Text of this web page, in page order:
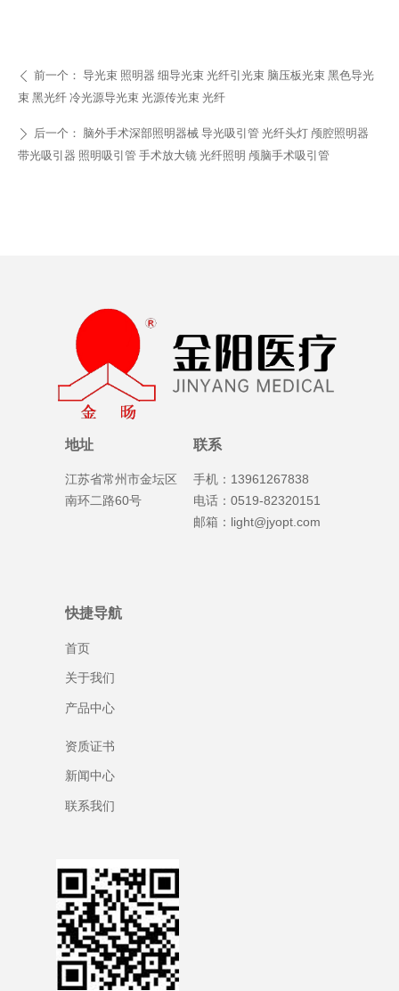
ꄴ 前一个： 导光束 照明器 细导光束 光纤引光束 脑压板光束 黑色导光
束 黑光纤 冷光源导光束 光源传光束 光纤
ꄲ 后一个： 脑外手术深部照明器械 导光吸引管 光纤头灯 颅腔照明器
带光吸引器 照明吸引管 手术放大镜 光纤照明 颅脑手术吸引管
地址
江苏省常州市金坛区
南环二路60号
联系
手机：13961267838
电话：0519-82320151
邮箱：light@jyopt.com
快捷导航
首页
关于我们
产品中心
资质证书
新闻中心
联系我们